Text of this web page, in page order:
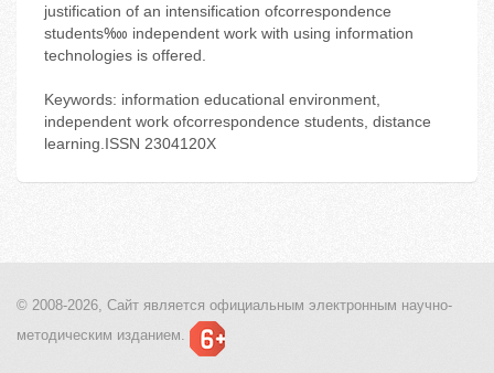
justification of an intensification ofcorrespondence
students‱ independent work with using information
technologies is offered.
Keywords: information educational environment,
independent work ofcorrespondence students, distance
learning.ISSN 2304120X
© 2008-2026, Сайт является официальным электронным научно-
методическим изданием.